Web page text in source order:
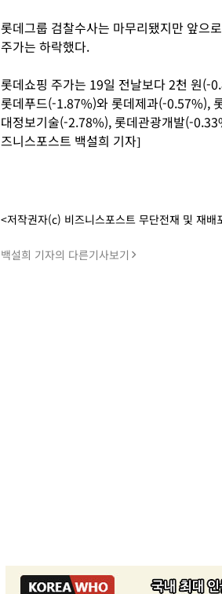
롯데그룹 검찰수사는 마무리됐지만 앞으
주가는 하락했다.
롯데쇼핑 주가는 19일 전날보다 2천 원(-
롯데푸드(-1.87%)와 롯데제과(-0.57%),
대정보기술(-2.78%), 롯데관광개발(-
즈니스포스트 백설희 기자]
<저작권자(c) 비즈니스포스트 무단전재 및 재배
백설희 기자의 다른기사보기